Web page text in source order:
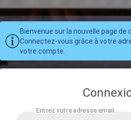
Bienvenue sur la nouvelle page de
Connectez-vous grâce à votre
votre compte.